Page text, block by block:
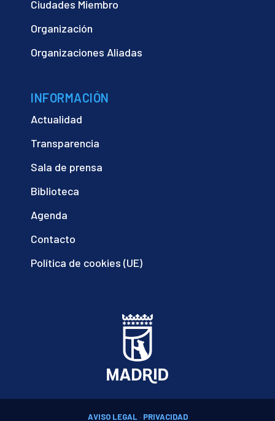
Ciudades Miembro
Organización
Organizaciones Aliadas
INFORMACIÓN
Actualidad
Transparencia
Sala de prensa
Biblioteca
Agenda
Contacto
Política de cookies (UE)
AVISO LEGAL· PRIVACIDAD